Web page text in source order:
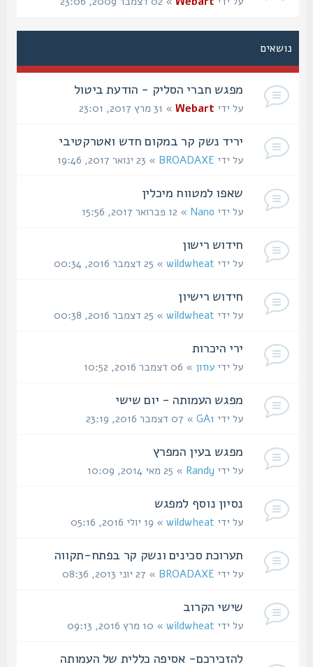
נושאים
מפגש חברי הסליק - הודעת ביטול
על ידיWebart» 31 מרץ 2017, 23:01
יריד נשק קר במקום חדש ואטרקטיבי
על ידיBROADAXE» 23 ינואר 2017, 19:46
שאפו למטווח מיכלין
על ידיNano» 12 פברואר 2017, 15:56
חידוש רישון
על ידיwildwheat» 25 דצמבר 2016, 00:34
חידוש רישיון
על ידיwildwheat» 25 דצמבר 2016, 00:38
ירי היכרות
על ידיעוזון » 06 דצמבר 2016, 10:52
מפגש העמותה - יום שישי
על ידיGA1 » 07 דצמבר 2016, 23:19
מפגש בעין המפרץ
על ידיRandy» 25 מאי 2014, 10:09
נסיון נוסף למפגש
על ידיwildwheat» 19 יולי 2016, 05:16
תערוכת סכינים ונשק קר בפתח-תקווה
על ידיBROADAXE» 27 יוני 2013, 08:36
שישי הקרוב
על ידיwildwheat» 10 מרץ 2016, 09:13
להזכירכם- אסיפה כללית של העמותה